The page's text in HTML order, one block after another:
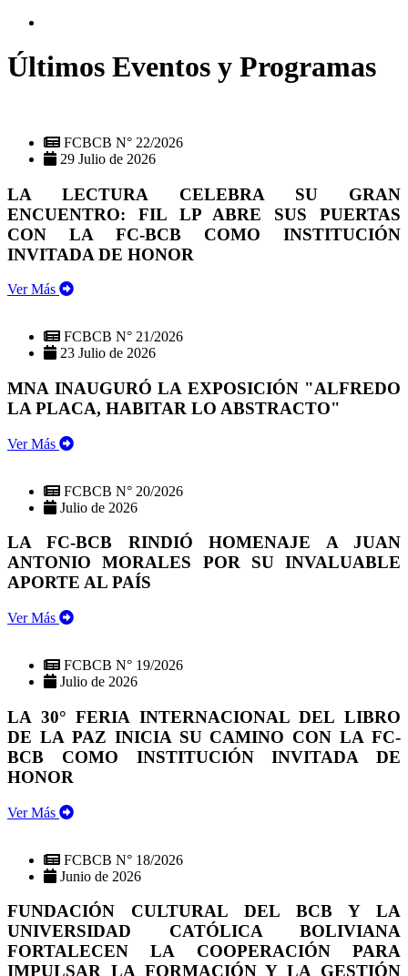
Últimos Eventos y Programas
FCBCB N° 22/2026
29 Julio de 2026
LA LECTURA CELEBRA SU GRAN
ENCUENTRO: FIL LP ABRE SUS PUERTAS
CON LA FC-BCB COMO INSTITUCIÓN
INVITADA DE HONOR
Ver Más
FCBCB N° 21/2026
23 Julio de 2026
MNA INAUGURÓ LA EXPOSICIÓN "ALFREDO
LA PLACA, HABITAR LO ABSTRACTO"
Ver Más
FCBCB N° 20/2026
Julio de 2026
LA FC-BCB RINDIÓ HOMENAJE A JUAN
ANTONIO MORALES POR SU INVALUABLE
APORTE AL PAÍS
Ver Más
FCBCB N° 19/2026
Julio de 2026
LA 30° FERIA INTERNACIONAL DEL LIBRO
DE LA PAZ INICIA SU CAMINO CON LA FC-
BCB COMO INSTITUCIÓN INVITADA DE
HONOR
Ver Más
FCBCB N° 18/2026
Junio de 2026
FUNDACIÓN CULTURAL DEL BCB Y LA
UNIVERSIDAD CATÓLICA BOLIVIANA
FORTALECEN LA COOPERACIÓN PARA
IMPULSAR LA FORMACIÓN Y LA GESTIÓN